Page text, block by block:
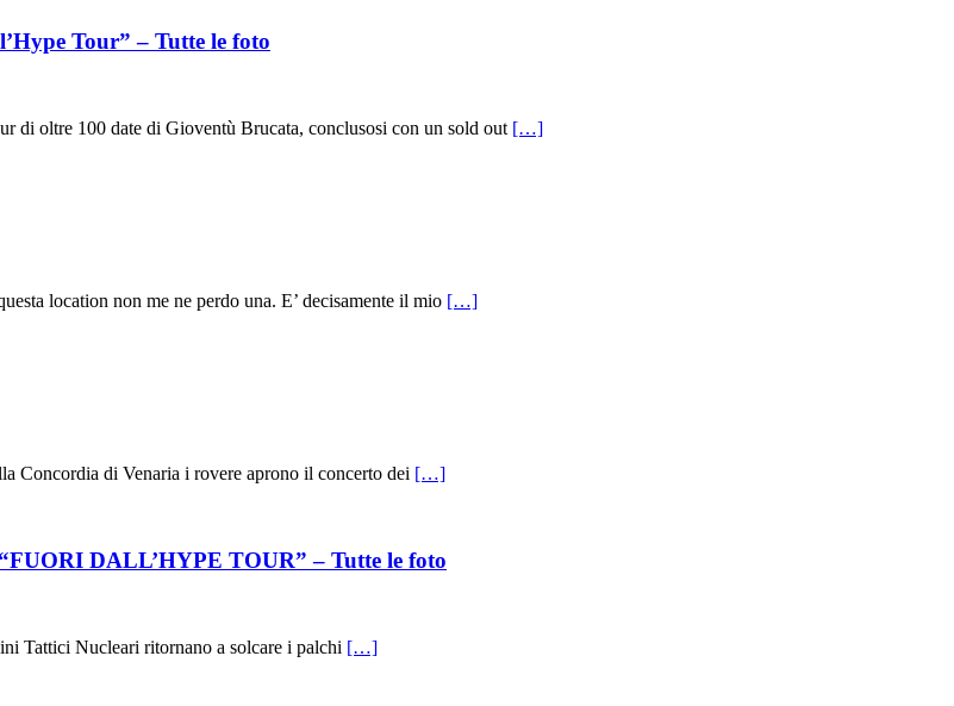
Tour” – Tutte le foto
di oltre 100 date di Gioventù Brucata, conclusosi con un sold out […]
location non me ne perdo una. E’ decisamente il mio […]
Concordia di Venaria i rovere aprono il concerto dei […]
DALL’HYPE TOUR” – Tutte le foto
Tattici Nucleari ritornano a solcare i palchi […]